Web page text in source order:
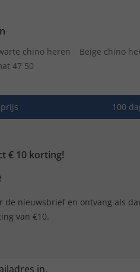
chino heren Beige chino
47 50
100
€ 10 korting!
de nieuwsbrief en ontvang als
van €10.